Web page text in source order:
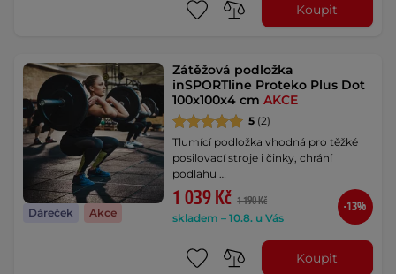
Koupit
Dáreček Akce
Zátěžová podložka
inSPORTline Proteko Plus Dot
100x100x4 cmAKCE
5 (2)
Tlumící podložka vhodná pro těžké
posilovací stroje i činky, chrání
podlahu …
1 039 Kč 1 190 Kč
skladem – 10.8. u Vás
-13%
Koupit